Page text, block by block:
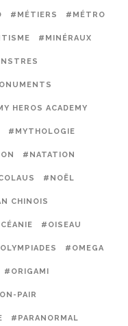
#MÉTIERS #MÉTRO
#MINÉRAUX
HEROS ACADEMY
#MYTHOLOGIE
#NATATION
#NOËL
CHINOIS
#OISEAU
#OMEGA
#ORIGAMI
PAIR
#PARANORMAL